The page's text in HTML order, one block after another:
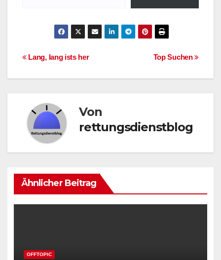
BeitragsnavigationTop Suchen
Lang, lang ists her
Von
rettungsdienstblog
Ähnlicher Beitrag
OFFTOPIC